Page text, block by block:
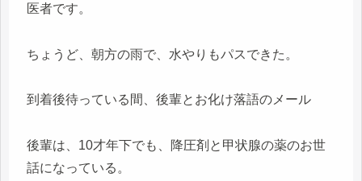
医者です。
ちょうど、朝方の雨で、水やりもパスできた。
到着後待っている間、後輩とお化け落語のメール
後輩は、10才年下でも、降圧剤と甲状腺の薬のお世
話になっている。